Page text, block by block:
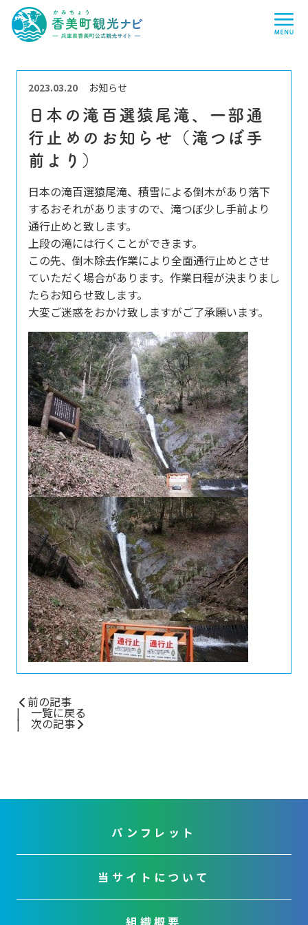
香
美
町
光
ナ
ビ
兵
庫
県
香
美
町
式
観
光
サ
イ
ト
-
日本の滝百選猿尾滝、一部通
行止めのお知らせ（滝つぼ手
前より）
2023.03.20 お知らせ
日本の滝百選猿尾滝、積雪による倒木があり落下
するおそれがありますので、滝つぼ少し手前より
通行止めと致します。
上段の滝には行くことができます。
この先、倒木除去作業により全面通行止めとさせ
ていただく場合があります。作業日程が決まりまし
たらお知らせ致します。
大変ご迷惑をおかけ致しますがご了承願います。
前の記事
一覧に戻る
次の記事
パンフレット
当サイトについて